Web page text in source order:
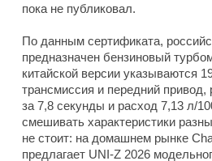
пока не публиковал.
По данным сертификата,
предназначен бензиновый
китайской версии указываются
трансмиссия и передний привод,
за 7,8 секунды и расход 7,13 л/
смешивать характеристики
не стоит: на домашнем рынке
предлагает UNI-Z 2026